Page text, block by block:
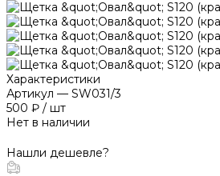
Характеристики
Артикул — SW031/3
500 ₽ / шт
Нет в наличии
Нашли дешевле?